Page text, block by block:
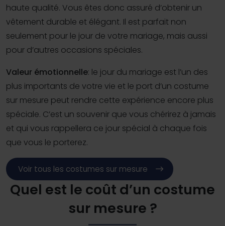
haute qualité. Vous êtes donc assuré d’obtenir un
vêtement durable et élégant. Il est parfait non
seulement pour le jour de votre mariage, mais aussi
pour d’autres occasions spéciales.
Valeur émotionnelle: le jour du mariage est l’un des
plus importants de votre vie et le port d’un costume
sur mesure peut rendre cette expérience encore plus
spéciale. C’est un souvenir que vous chérirez à jamais
et qui vous rappellera ce jour spécial à chaque fois
que vous le porterez.
Voir tous les costumes sur mesure
Quel est le coût d’un costume
sur mesure ?